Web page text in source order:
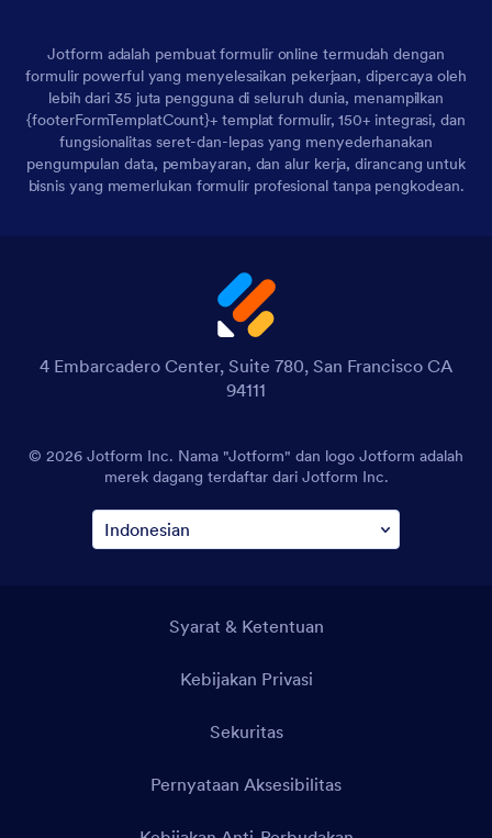
Jotform adalah pembuat formulir online termudah dengan
formulir powerful yang menyelesaikan pekerjaan, dipercaya oleh
lebih dari 35 juta pengguna di seluruh dunia, menampilkan
{footerFormTemplatCount}+ templat formulir, 150+ integrasi, dan
fungsionalitas seret-dan-lepas yang menyederhanakan
pengumpulan data, pembayaran, dan alur kerja, dirancang untuk
bisnis yang memerlukan formulir profesional tanpa pengkodean.
4 Embarcadero Center, Suite 780, San Francisco CA
94111
© 2026 Jotform Inc. Nama "Jotform" dan logo Jotform adalah
merek dagang terdaftar dari Jotform Inc.
Syarat & Ketentuan
Kebijakan Privasi
Sekuritas
Pernyataan Aksesibilitas